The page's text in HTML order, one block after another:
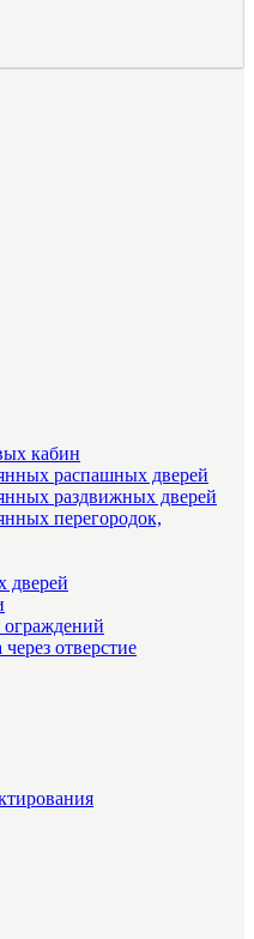
кабин
распашных дверей
раздвижных дверей
перегородок,
дверей
ограждений
отверстие